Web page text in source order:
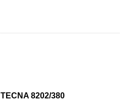
TECNA 8202/380